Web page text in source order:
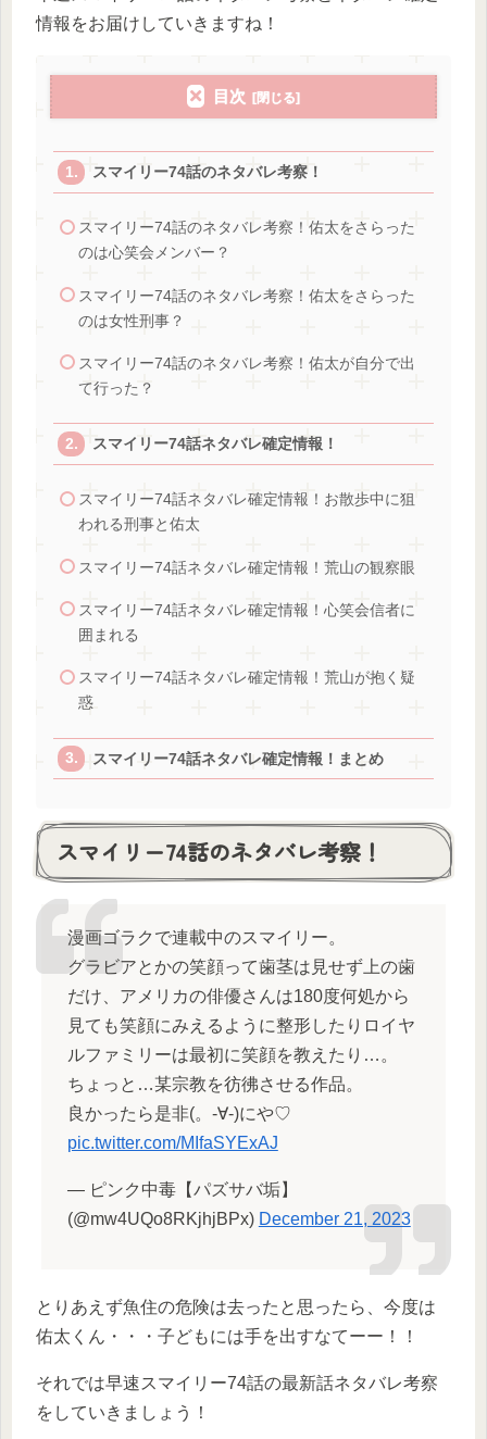
情報をお届けしていきますね！
目次
スマイリー74話のネタバレ考察！
スマイリー74話のネタバレ考察！佑太をさらった
のは心笑会メンバー？
スマイリー74話のネタバレ考察！佑太をさらった
のは女性刑事？
スマイリー74話のネタバレ考察！佑太が自分で出
て行った？
スマイリー74話ネタバレ確定情報！
スマイリー74話ネタバレ確定情報！お散歩中に狙
われる刑事と佑太
スマイリー74話ネタバレ確定情報！荒山の観察眼
スマイリー74話ネタバレ確定情報！心笑会信者に
囲まれる
スマイリー74話ネタバレ確定情報！荒山が抱く疑
惑
スマイリー74話ネタバレ確定情報！まとめ
スマイリー74話のネタバレ考察！
漫画ゴラクで連載中のスマイリー。
グラビアとかの笑顔って歯茎は見せず上の歯
だけ、アメリカの俳優さんは180度何処から
見ても笑顔にみえるように整形したりロイヤ
ルファミリーは最初に笑顔を教えたり…。
ちょっと…某宗教を彷彿させる作品。
良かったら是非(。-∀-)にや♡
pic.twitter.com/MIfaSYExAJ
— ピンク中毒【パズサバ垢】
(@mw4UQo8RKjhjBPx) December 21, 2023
とりあえず魚住の危険は去ったと思ったら、今度は
佑太くん・・・子どもには手を出すなてーー！！
それでは早速スマイリー74話の最新話ネタバレ考察
をしていきましょう！